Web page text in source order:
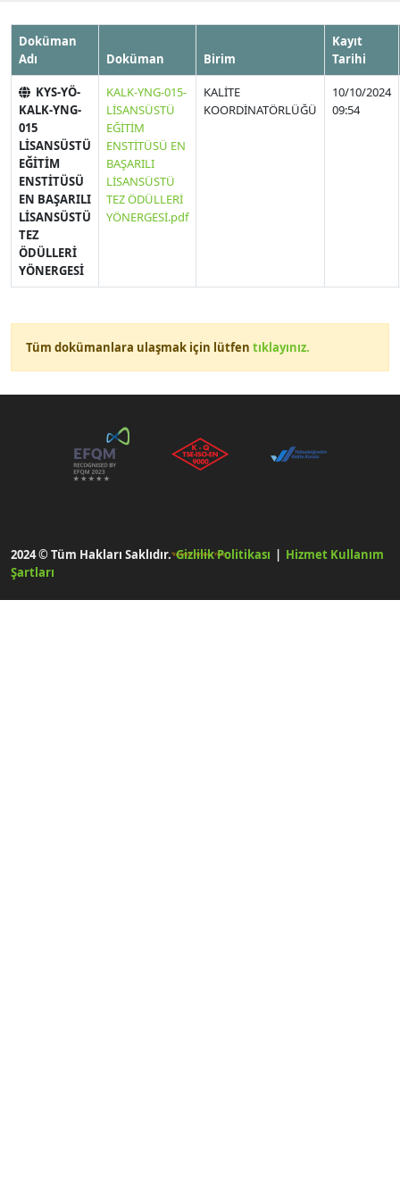
Doküman
Adı
Doküman Birim
Kayıt
Tarihi
KYS-YÖ-
KALK-YNG-
015
LİSANSÜSTÜ
EĞİTİM
ENSTİTÜSÜ
EN BAŞARILI
LİSANSÜSTÜ
TEZ
ÖDÜLLERİ
YÖNERGESİ
KALK-YNG-015-
LİSANSÜSTÜ
EĞİTİM
ENSTİTÜSÜ EN
BAŞARILI
LİSANSÜSTÜ
TEZ ÖDÜLLERİ
YÖNERGESİ.pdf
KALİTE
KOORDİNATÖRLÜĞÜ
10/10/2024
09:54
Tüm dokümanlara ulaşmak için lütfen tıklayınız.
2024 © Tüm Hakları Saklıdır.Gizlilik Politikası
Hizmet Kullanım
Şartları